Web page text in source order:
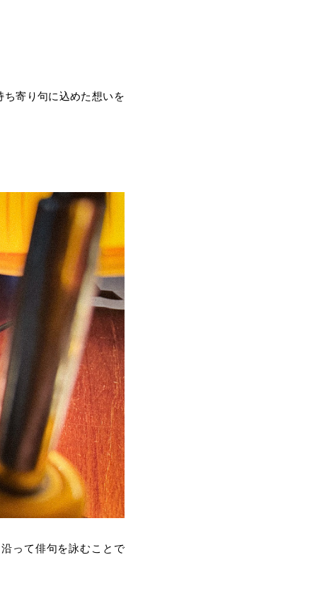
寄り句に込めた想いを
って俳句を詠むことで